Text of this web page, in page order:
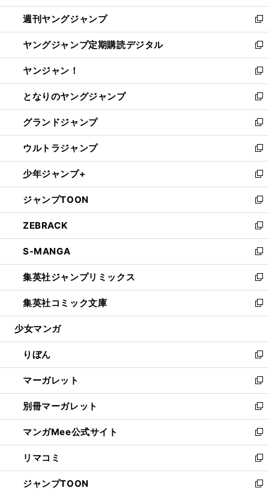
開
く
ウ
で
開
く
ン
ド
ウ
で
開
く
ウ
ィ
ン
ド
ウ
で
開
く
週刊ヤングジャンプ
新
し
い
ウ
ィ
ン
ド
ウ
で
開
く
ヤングジャンプ定期購読デジタル
新
し
い
ウ
ィ
ン
ド
ウ
で
開
く
ヤンジャン！
新
し
い
ウ
ィ
ン
ド
ウ
で
開
く
となりのヤングジャンプ
新
し
い
ウ
ィ
ン
ド
ウ
で
開
く
グランドジャンプ
新
し
い
ウ
ィ
ン
ド
ウ
で
開
く
ウルトラジャンプ
新
し
い
ウ
ィ
ン
ド
ウ
で
開
く
少年ジャンプ+
新
し
い
ウ
ィ
ン
ド
ウ
で
開
く
ジャンプTOON
新
し
い
ウ
ィ
ン
ド
ウ
で
開
ZEBRACK
新
し
い
ウ
ィ
ン
ド
ウ
開
く
S-MANGA
新
し
い
ウ
ィ
ン
ウ
で
開
く
集英社ジャンプリミックス
新
し
い
ウ
ン
ド
ウ
で
開
く
集英社コミック文庫
新
し
ウ
ィ
ン
ド
ウ
で
開
く
少女マンガ
りぼん
新
し
い
ウ
ィ
ン
ド
ウ
で
開
く
マーガレット
新
し
い
ウ
ィ
ン
ド
ウ
で
別冊マーガレット
新
し
い
ウ
ィ
ン
ド
マンガMee公式サイト
新
し
い
ウ
ィ
リマコミ
新
し
い
ジャンプTOON 新